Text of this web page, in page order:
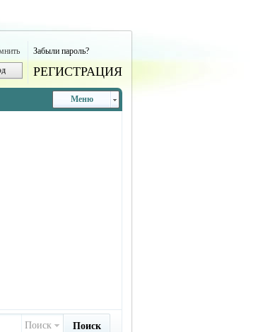
Забыли пароль?
РЕГИСТРАЦИЯ
Меню
Поиск Поиск